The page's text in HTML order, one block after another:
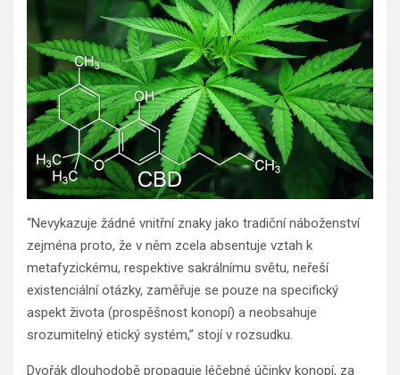
“Nevykazuje žádné vnitřní znaky jako tradiční náboženství
zejména proto, že v něm zcela absentuje vztah k
metafyzickému, respektive sakrálnímu světu, neřeší
existenciální otázky, zaměřuje se pouze na specifický
aspekt života (prospěšnost konopí) a neobsahuje
srozumitelný etický systém,” stojí v rozsudku.
Dvořák dlouhodobě propaguje léčebné účinky konopí, za